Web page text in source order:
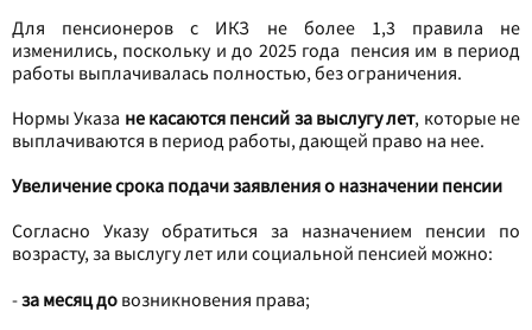
Для пенсионеров с ИКЗ не более 1,3 правила не
изменились, поскольку и до 2025 года пенсия им в период
работы выплачивалась полностью, без ограничения.
Нормы Указа не касаются пенсий за выслугу лет, которые не
выплачиваются в период работы, дающей право на нее.
Увеличение срока подачи заявления о назначении пенсии
Согласно Указу обратиться за назначением пенсии по
возрасту, за выслугу лет или социальной пенсией можно:
-за месяц до возникновения права;